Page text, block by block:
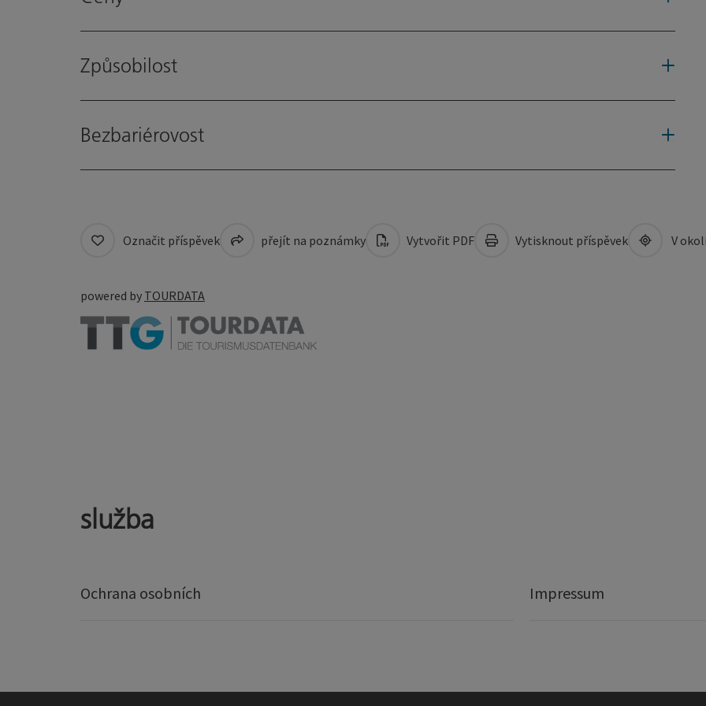
Způsobilost
Bezbariérovost
Označit příspěvek přejít na poznámky Vytvořit PDF Vytisknout příspěvek V
powered by TOURDATA
služba
Ochrana osobních Impressum